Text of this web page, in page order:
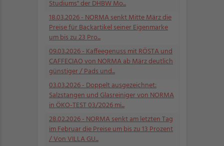
Studiums" der DHBW Mo...
18.03.2026- NORMA senkt Mitte März die
Preise für Backartikel seiner Eigenmarke
um bis zu 23 Pro...
09.03.2026- Kaffeegenuss mit RÖSTA und
CAFFECIAO von NORMA ab März deutlich
günstiger / Pads und...
03.03.2026- Doppelt ausgezeichnet:
Salzstangen und Glasreiniger von NORMA
in ÖKO-TEST 03/2026 mi...
28.02.2026- NORMA senkt am letzten Tag
im Februar die Preise um bis zu 13 Prozent
/ Von VILLA GU...